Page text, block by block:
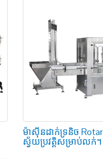
ម៉ាស៊ីនដាក់ទ្រនិច
ស្វ័យប្រវត្តិសម្រាប់លក់។